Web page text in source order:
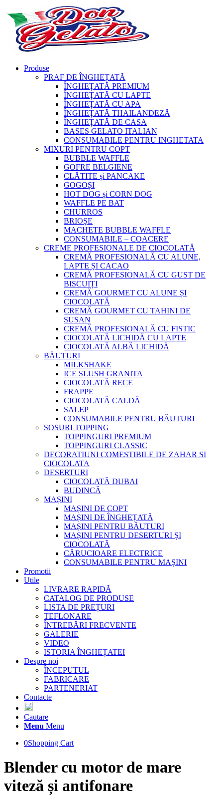
Produse
PRAF DE ÎNGHEȚATĂ
ÎNGHEȚATĂ PREMIUM
ÎNGHEȚATĂ CU LAPTE
ÎNGHEȚATĂ CU APA
ÎNGHEȚATĂ THAILANDEZĂ
ÎNGHEȚATĂ DE CASA
BASES GELATO ITALIAN
CONSUMABILE PENTRU INGHETATA
MIXURI PENTRU COPT
BUBBLE WAFFLE
GOFRE BELGIENE
CLĂTITE și PANCAKE
GOGOȘI
HOT DOG și CORN DOG
WAFFLE PE BAT
CHURROS
BRIOȘE
MACHETE BUBBLE WAFFLE
CONSUMABILE – COACERE
CREME PROFESIONALE DE CIOCOLATĂ
CREMĂ PROFESIONALĂ CU ALUNE,
LAPTE ȘI CACAO
CREMĂ PROFESIONALĂ CU GUST DE
BISCUIȚI
CREMĂ GOURMET CU ALUNE ȘI
CIOCOLATĂ
CREMĂ GOURMET CU TAHINI DE
SUSAN
CREMĂ PROFESIONALĂ CU FISTIC
CIOCOLATĂ LICHIDĂ CU LAPTE
CIOCOLATĂ ALBĂ LICHIDĂ
BĂUTURI
MILKSHAKE
ICE SLUSH GRANITA
CIOCOLATĂ RECE
FRAPPE
CIOCOLATĂ CALDĂ
SALEP
CONSUMABILE PENTRU BĂUTURI
SOSURI TOPPING
TOPPINGURI PREMIUM
TOPPINGURI CLASSIC
DECORATIUNI COMESTIBILE DE ZAHAR SI
CIOCOLATA
DESERTURI
CIOCOLATĂ DUBAI
BUDINCĂ
MAȘINI
MAȘINI DE COPT
MAȘINI DE ÎNGHEȚATĂ
MAȘINI PENTRU BĂUTURI
MAȘINI PENTRU DESERTURI ȘI
CIOCOLATĂ
CĂRUCIOARE ELECTRICE
CONSUMABILE PENTRU MAȘINI
Promotii
Utile
LIVRARE RAPIDĂ
CATALOG DE PRODUSE
LISTA DE PREȚURI
TEFLONARE
ÎNTREBĂRI FRECVENTE
GALERIE
VIDEO
ISTORIA ÎNGHEȚATEI
Despre noi
ÎNCEPUTUL
FABRICARE
PARTENERIAT
Contacte
Cautare
Menu Menu
0Shopping Cart
Blender cu motor de mare
viteză și antifonare